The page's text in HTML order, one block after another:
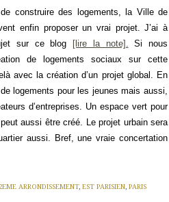
construire des logements, la Ville de
enfin proposer un vrai projet. J’ai à
sur ce blog
[lire la note].
Si nous
de logements sociaux sur cette
avec la création d’un projet global. En
logements pour les jeunes mais aussi,
d’entreprises. Un espace vert pour
aussi être créé. Le projet urbain sera
aussi. Bref, une vraie concertation
ARRONDISSEMENT, EST PARISIEN, PARIS